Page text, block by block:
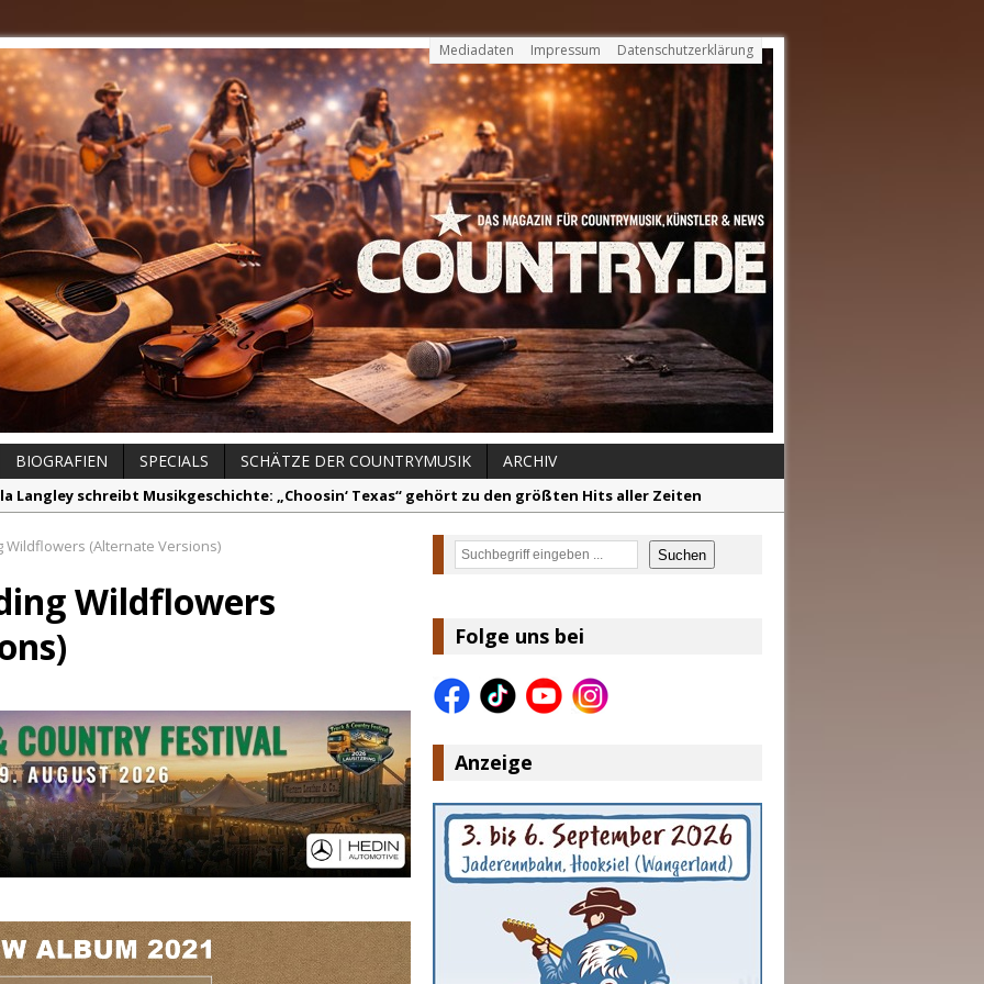
Mediadaten Impressum Datenschutzerklärung
BIOGRAFIEN SPECIALS SCHÄTZE DER COUNTRYMUSIK
ARCHIV
Langley schreibt Musikgeschichte: „Choosin‘ Texas“ gehört zu den größten Hits aller Zeiten
Travis veröffentlicht mit „I Don’t Care“ einen weiteren Schatz aus dem Archiv
für Euer Vertrauen: Country.de erreicht täglich rund 10.000 Leser
Musgraves entführt Fans mit neuem Video zu „Mexico Honey“
Pearce hinterfragt den ständigen Vergleich mit anderen
Wildflowers (Alternate Versions)
Wildflowers
Suchen Suchen
Folge uns bei
Anzeige